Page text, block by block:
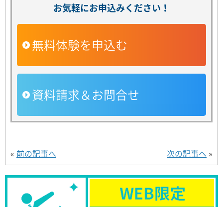
お気軽にお申込みください！
無料体験を申込む
資料請求＆お問合せ
« 前の記事へ 次の記事へ »